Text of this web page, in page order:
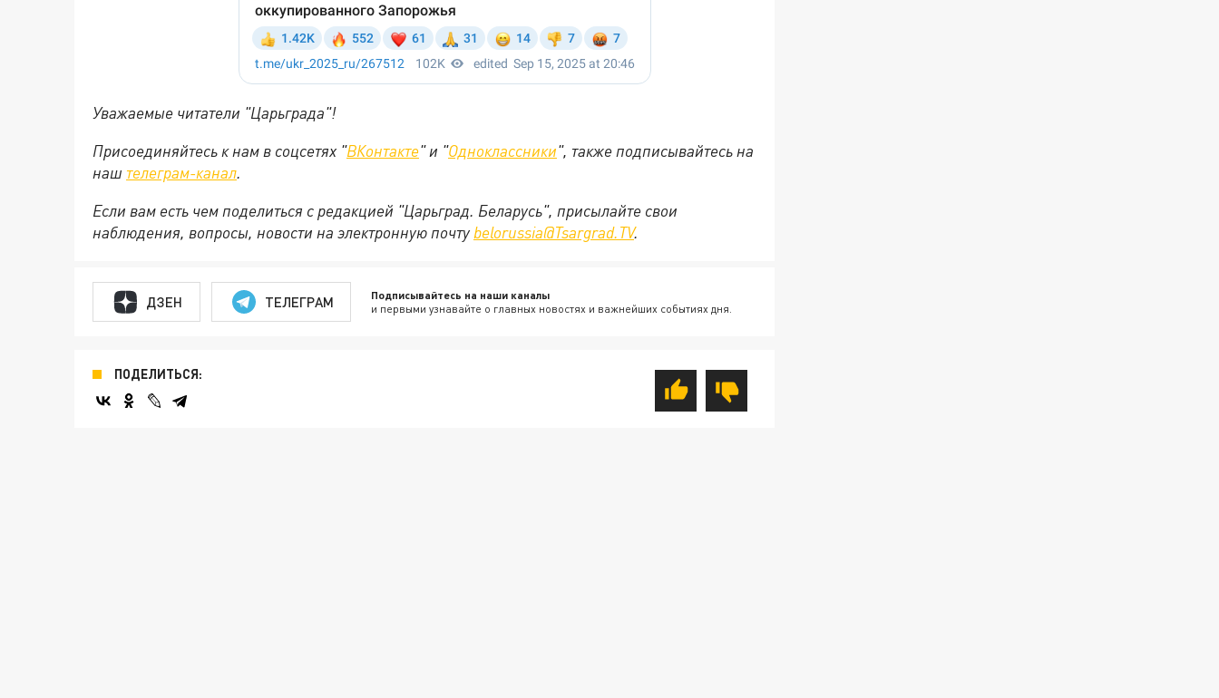
Уважаемые читатели "Царьграда"!
Присоединяйтесь к нам в соцсетях "ВКонтакте" и "Одноклассники", также подписывайтесь на
наш телеграм-канал.
Если вам есть чем поделиться с редакцией "Царьград. Беларусь", присылайте свои
наблюдения, вопросы, новости на электронную почту belorussia@Tsargrad.TV.
ДЗЕН ТЕЛЕГРАМ Подписывайтесь на наши каналы
и первыми узнавайте о главных новостях и важнейших событиях дня.
ПОДЕЛИТЬСЯ: